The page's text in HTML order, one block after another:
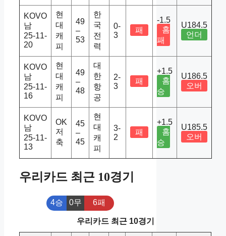
KOVO
남
25-11-
20
현
대
캐
피
49
–
53
한
국
전
력
0-
3
패
-1.5
홈
패
U184.5
언더
KOVO
남
25-11-
16
현
대
캐
피
49
–
48
대
한
항
공
2-
3
패
+1.5
홈
승
U186.5
오버
KOVO
남
25-11-
13
OK
저
축
45
–
45
현
대
캐
피
3-
2
패
+1.5
홈
승
U185.5
오버
우리카드 최근 10경기
4승 0무 6패
우리카드 최근 10경기